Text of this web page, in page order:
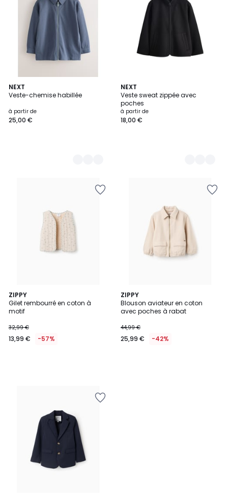
NEXT
Veste-chemise habillée
à partir de
25,00 €
4
Couleurs
NEXT
Veste sweat zippée avec
poches
à partir de
18,00 €
2
Couleurs
ZIPPY
Gilet rembourré en coton à
motif
32,99 €
13,99 € -57%
ZIPPY
Blouson aviateur en coton
avec poches à rabat
44,99 €
25,99 € -42%